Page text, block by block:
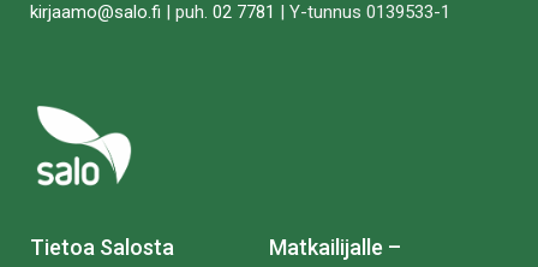
kirjaamo@salo.fi | puh. 02 7781 | Y-tunnus 0139533-1
Tietoa Salosta
Matkailijalle –